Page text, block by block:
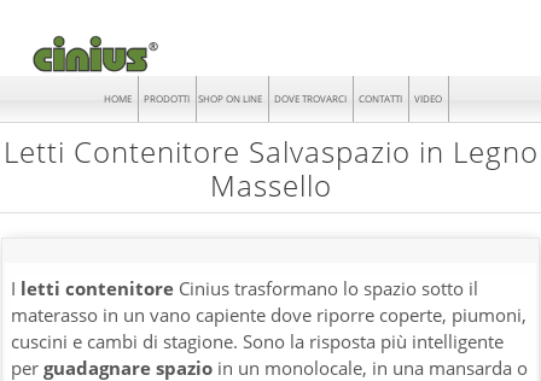
HOME PRODOTTI SHOP ON LINE DOVE TROVARCI CONTATTI VIDEO
Letti Contenitore Salvaspazio in Legno
Massello
I letti contenitoreCinius trasformano lo spazio sotto il
materasso in un vano capiente dove riporre coperte, piumoni,
cuscini e cambi di stagione. Sono la risposta più intelligente
per guadagnare spazioin un monolocale, in una mansarda o